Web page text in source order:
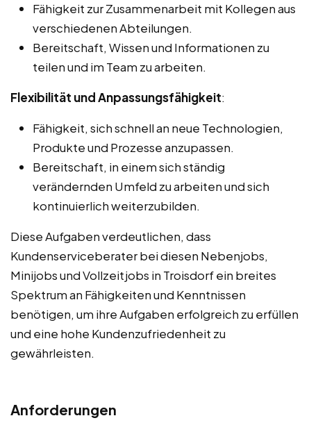
Fähigkeit zur Zusammenarbeit mit Kollegen aus
verschiedenen Abteilungen.
Bereitschaft, Wissen und Informationen zu
teilen und im Team zu arbeiten.
Flexibilität und Anpassungsfähigkeit:
Fähigkeit, sich schnell an neue Technologien,
Produkte und Prozesse anzupassen.
Bereitschaft, in einem sich ständig
verändernden Umfeld zu arbeiten und sich
kontinuierlich weiterzubilden.
Diese Aufgaben verdeutlichen, dass
Kundenserviceberater bei diesen Nebenjobs,
Minijobs und Vollzeitjobs in Troisdorf ein breites
Spektrum an Fähigkeiten und Kenntnissen
benötigen, um ihre Aufgaben erfolgreich zu erfüllen
und eine hohe Kundenzufriedenheit zu
gewährleisten.
Anforderungen